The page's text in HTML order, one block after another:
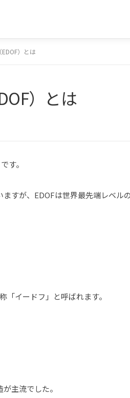
）とは
）とは
す。
すが、EDOFは世界最先端レベル
イードフ」と呼ばれます。
主流でした。